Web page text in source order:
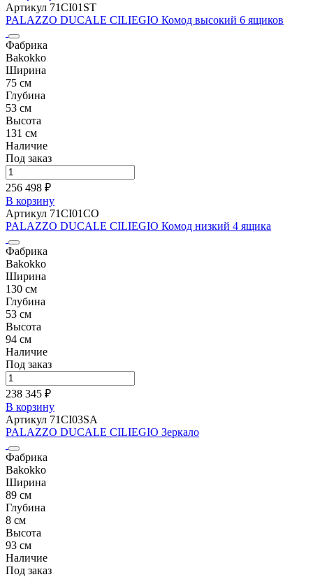
Артикул 71CI01ST
PALAZZO DUCALE CILIEGIO Комод высокий 6 ящиков
Фабрика
Bakokko
Ширина
75 см
Глубина
53 см
Высота
131 см
Наличие
Под заказ
256 498 ₽
В корзину
Артикул 71CI01CO
PALAZZO DUCALE CILIEGIO Комод низкий 4 ящика
Фабрика
Bakokko
Ширина
130 см
Глубина
53 см
Высота
94 см
Наличие
Под заказ
238 345 ₽
В корзину
Артикул 71CI03SA
PALAZZO DUCALE CILIEGIO Зеркало
Фабрика
Bakokko
Ширина
89 см
Глубина
8 см
Высота
93 см
Наличие
Под заказ